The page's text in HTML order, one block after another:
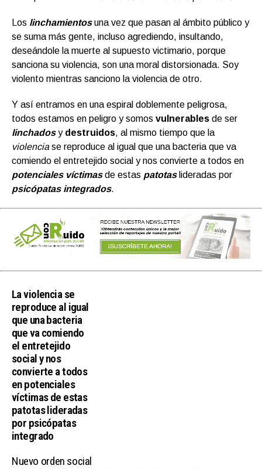
Los linchamientosuna vez que pasan al ámbito público y
se suma más gente, incluso agrediendo, insultando,
deseándole la muerte al supuesto victimario, porque
sanciona su violencia, son una moral distorsionada. Soy
violento mientras sanciono la violencia de otro.
Y así entramos en una espiral doblemente peligrosa,
todos estamos en peligro y somos vulnerables de ser
linchados y destruidos, al mismo tiempo que la
violenciase reproduce al igual que una bacteria que va
comiendo el entretejido social y nos convierte a todos en
potenciales víctimasde estas patotaslideradas por
psicópatas integrados.
La violencia se
reproduce al igual
que una bacteria
que va comiendo
el entretejido
social y nos
convierte a todos
en potenciales
víctimas de estas
patotas lideradas
por psicópatas
integrado
Nuevo orden social